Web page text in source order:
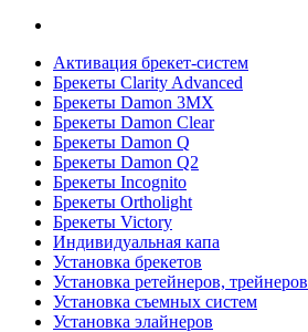
Активация брекет-систем
Брекеты Clarity Advanced
Брекеты Damon 3MX
Брекеты Damon Clear
Брекеты Damon Q
Брекеты Damon Q2
Брекеты Incognito
Брекеты Ortholight
Брекеты Victory
Индивидуальная капа
Установка брекетов
Установка ретейнеров, трейнеров
Установка съемных систем
Установка элайнеров